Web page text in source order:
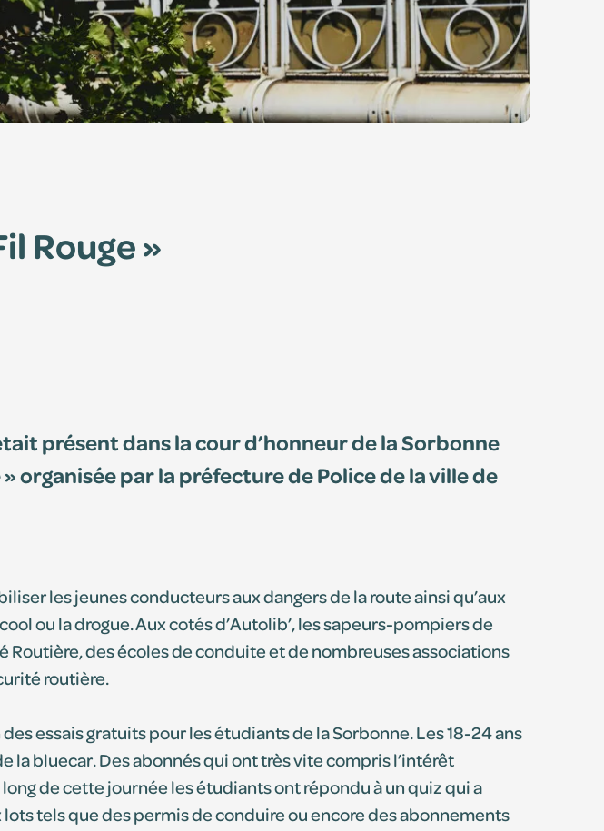
Rouge »
présent dans la cour d’honneur de la Sorbonne
organisée par la préfecture de Police de la ville de
les jeunes conducteurs aux dangers de la route ainsi qu’aux
ou la drogue. Aux cotés d’Autolib’, les sapeurs-pompiers de
Routière, des écoles de conduite et de nombreuses associations
routière.
essais gratuits pour les étudiants de la Sorbonne. Les 18-24 ans
la bluecar. Des abonnés qui ont très vite compris l’intérêt
de cette journée les étudiants ont répondu à un quiz qui a
tels que des permis de conduire ou encore des abonnements